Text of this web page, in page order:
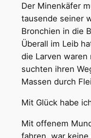
Der Minenkäfer
tausende seiner
Bronchien in die
Überall im Leib
die Larven
suchten ihren
Massen durch
Mit Glück habe
Mit offenem
fahren, war